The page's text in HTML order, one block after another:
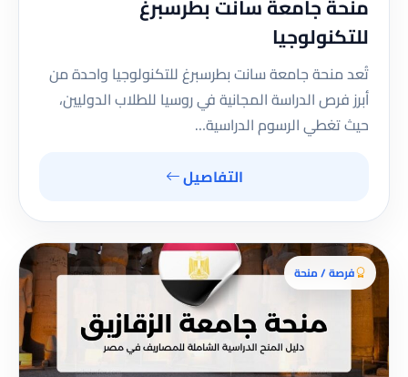
منحة جامعة سانت بطرسبرغ
للتكنولوجيا
تُعد منحة جامعة سانت بطرسبرغ للتكنولوجيا واحدة من
أبرز فرص الدراسة المجانية في روسيا للطلاب الدوليين،
حيث تغطي الرسوم الدراسية…
التفاصيل
فرصة / منحة